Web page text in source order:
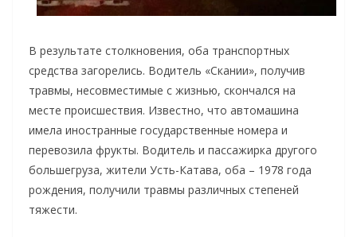
В результате столкновения, оба транспортных
средства загорелись. Водитель «Скании», получив
травмы, несовместимые с жизнью, скончался на
месте происшествия. Известно, что автомашина
имела иностранные государственные номера и
перевозила фрукты. Водитель и пассажирка другого
большегруза, жители Усть-Катава, оба – 1978 года
рождения, получили травмы различных степеней
тяжести.